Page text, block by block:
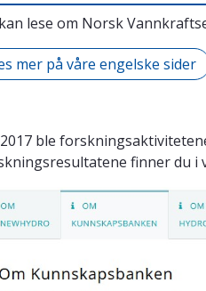
lese om Norsk
mer på våre engelske sider
ble
finner du i